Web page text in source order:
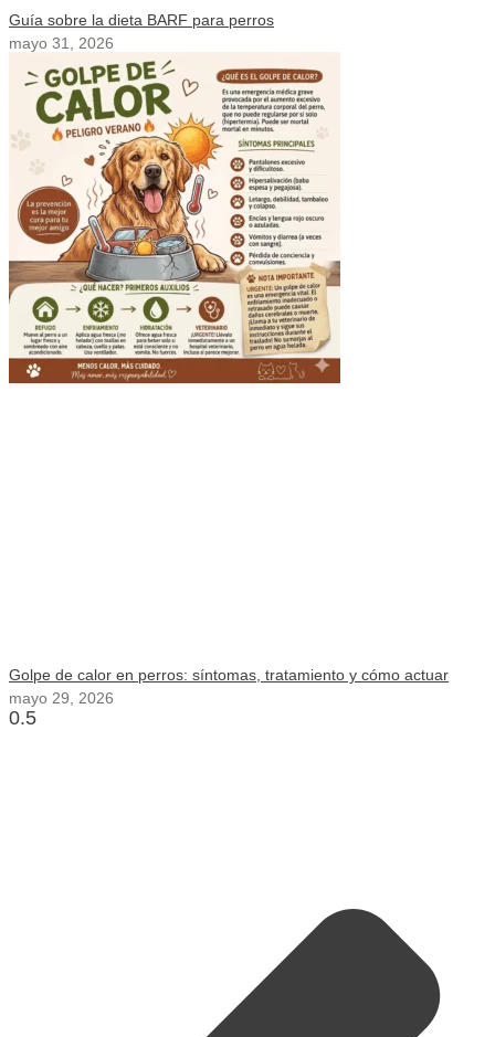
Guía sobre la dieta BARF para perros
mayo 31, 2026
Golpe de calor en perros: síntomas, tratamiento y cómo actuar
mayo 29, 2026